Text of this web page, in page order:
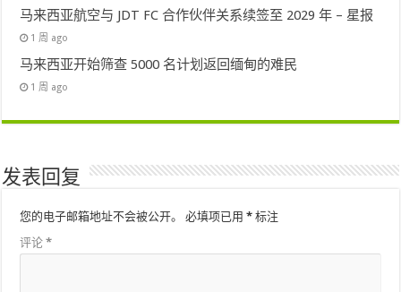
马来西亚航空与 JDT FC 合作伙伴关系续签至 2029 年 – 星报
1 周 ago
马来西亚开始筛查 5000 名计划返回缅甸的难民
1 周 ago
发表回复
您的电子邮箱地址不会被公开。 必填项已用* 标注
评论*